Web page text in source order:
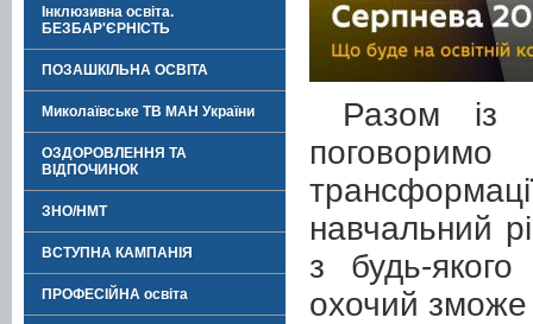
Інклюзивна освіта.
БЕЗБАР'ЄРНІСТЬ
ПОЗАШКІЛЬНА ОСВІТА
Миколаївське ТВ МАН України
ОЗДОРОВЛЕННЯ ТА
ВІДПОЧИНОК
ЗНО/НМТ
ВСТУПНА КАМПАНІЯ
ПРОФЕСІЙНА освіта
Разом із
навчальний
з будь-
охочий